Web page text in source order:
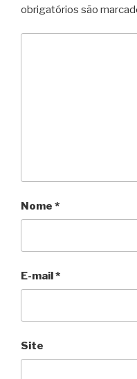
obrigatórios são
Nome *
E-mail*
Site